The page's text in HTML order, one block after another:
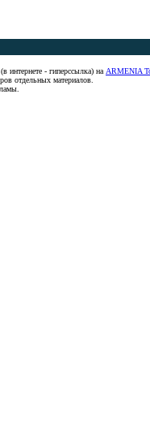
интернете - гиперссылка) на ARMENIA
отдельных материалов.